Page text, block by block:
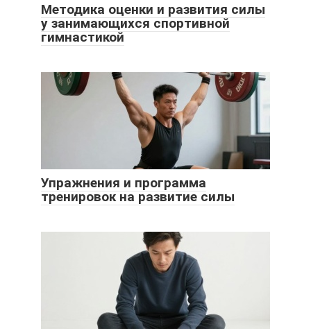
Методика оценки и развития силы
у занимающихся спортивной
гимнастикой
Упражнения и программа
тренировок на развитие силы